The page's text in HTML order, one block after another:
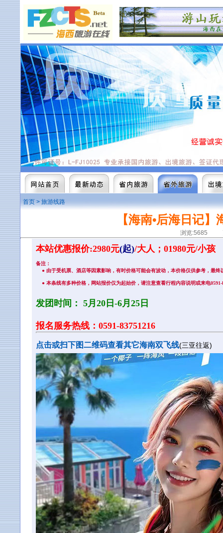
首页 > 旅游线路
【海南•后海日记
浏览:5685 更
本站优惠报价:2980元(起)/大人；01980元/小孩
备注：
● 由于受机票、酒店等因素影响，有时价格可能会有波动，本价格仅供参考，最终
● 本条线有多种价格，网站报价仅为起始价，请注意查看行程内容说明或来电0591-
发团时间： 5月20日-6月25日
报名服务热线：0591-83751216
点击或扫下图二维码查看其它海南双飞线(三亚往返)